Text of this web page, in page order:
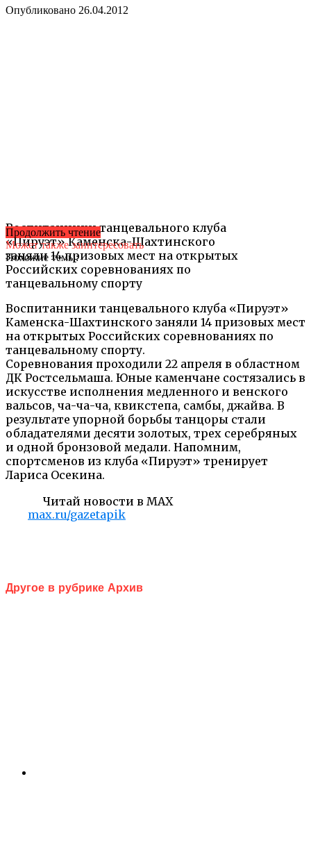
Опубликовано 26.04.2012
Воспитанники танцевального клуба
«Пируэт» Каменска-Шахтинского
заняли 14 призовых мест на открытых
Российских соревнованиях по
танцевальному спорту
Воспитанники танцевального клуба «Пируэт»
Каменска-Шахтинского заняли 14 призовых мест
на открытых Российских соревнованиях по
танцевальному спорту.
Соревнования проходили 22 апреля в областном
ДК Ростсельмаша. Юные каменчане состязались в
искусстве исполнения медленного и венского
вальсов, ча-ча-ча, квикстепа, самбы, джайва. В
результате упорной борьбы танцоры стали
обладателями десяти золотых, трех серебряных
и одной бронзовой медали. Напомним,
спортсменов из клуба «Пируэт» тренирует
Лариса Осекина.
Читай новости в MAX
max.ru/gazetapik
Продолжить чтение
Может также заинтересовать
Похожие темы:
Другое в рубрике Архив